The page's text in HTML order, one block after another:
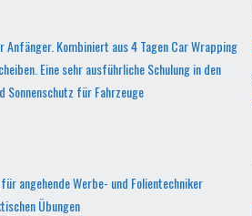
Kombiniert aus 4 Tagen Car Wrapping
Eine sehr ausführliche Schulung in den
Sonnenschutz für Fahrzeuge
angehende Werbe- und Folientechniker
Übungen